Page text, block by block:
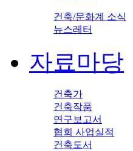
건축/문화계 소식
뉴스레터
자료마당
건축가
건축작품
연구보고서
협회 사업실적
건축도서